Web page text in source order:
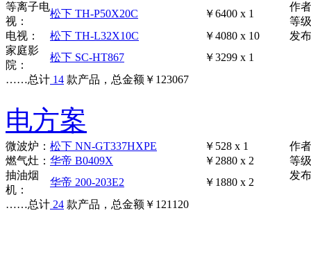
等离子电
视：
松下 TH-P50X20C
￥6400 x 1
电视：
松下 TH-L32X10C
￥4080 x 10
家庭影
院：
松下 SC-HT867
￥3299 x 1
……总计 14 款产品，总金额 ￥ 123067
作
等
发
电方案
微波炉： 松下 NN-GT337HXPE
￥528 x 1
燃气灶： 华帝 B0409X
￥2880 x 2
抽油烟
机：
华帝 200-203E2
￥1880 x 2
……总计 24 款产品，总金额 ￥ 121120
作
等
发